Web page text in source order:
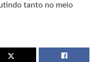
tanto no meio